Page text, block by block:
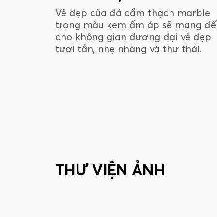
Vẻ đẹp của đá cẩm thạch marble
trong màu kem ấm áp sẽ mang
cho không gian đương đại vẻ đẹp
tươi tắn, nhẹ nhàng và thư thái.
THƯ VIỆN ẢNH